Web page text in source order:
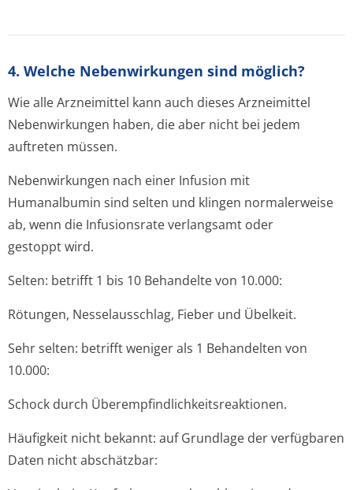
4. Welche Nebenwirkungen sind möglich?
Wie alle Arzneimittel kann auch dieses Arzneimittel
Nebenwirkungen haben, die aber nicht bei jedem
auftreten müssen.
Nebenwirkungen nach einer Infusion mit
Humanalbumin sind selten und klingen normalerweise
ab, wenn die Infusionsrate verlangsamt oder
gestoppt wird.
Selten: betrifft 1 bis 10 Behandelte von 10.000:
Rötungen, Nesselausschlag, Fieber und Übelkeit.
Sehr selten: betrifft weniger als 1 Behandelten von
10.000:
Schock durch Überempfindlichke­itsreaktionen.
Häufigkeit nicht bekannt: auf Grundlage der verfügbaren
Daten nicht abschätzbar: